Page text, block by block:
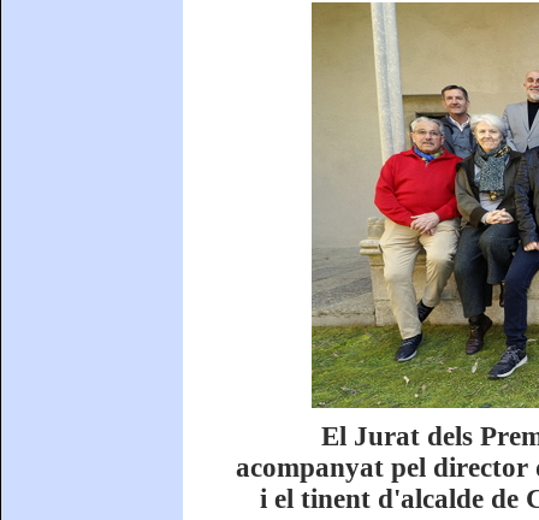
El Jurat dels
acompanyat pel director
i el tinent d'alcalde de